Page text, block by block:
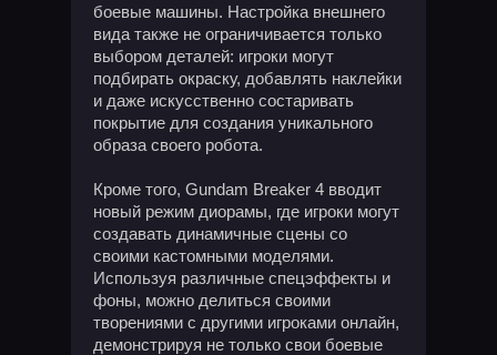
боевые машины. Настройка внешнего
вида также не ограничивается только
выбором деталей: игроки могут
подбирать окраску, добавлять наклейки
и даже искусственно состаривать
покрытие для создания уникального
образа своего робота.
Кроме того, Gundam Breaker 4 вводит
новый режим диорамы, где игроки могут
создавать динамичные сцены со
своими кастомными моделями.
Используя различные спецэффекты и
фоны, можно делиться своими
творениями с другими игроками онлайн,
демонстрируя не только свои боевые